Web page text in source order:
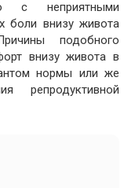
с неприятными
боли внизу живота
подобного
внизу живота в
нормы или же
репродуктивной